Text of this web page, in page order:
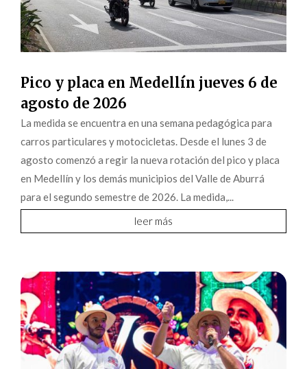
Pico y placa en Medellín jueves 6 de
agosto de 2026
La medida se encuentra en una semana pedagógica para
carros particulares y motocicletas. Desde el lunes 3 de
agosto comenzó a regir la nueva rotación del pico y placa
en Medellín y los demás municipios del Valle de Aburrá
para el segundo semestre de 2026. La medida,...
leer más